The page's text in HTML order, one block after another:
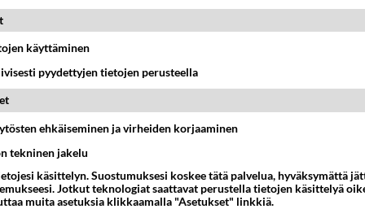
Ikävä
Ikävä
käyttäminen
pyydettyjen tietojen perusteella
ehkäiseminen ja virheiden korjaaminen
tekninen jakelu
käsittelyn. Suostumuksesi koskee tätä palvelua, hyväksymättä
Jotkut teknologiat saattavat perustella tietojen käsittelyä
muita asetuksia klikkaamalla "Asetukset" linkkiä.